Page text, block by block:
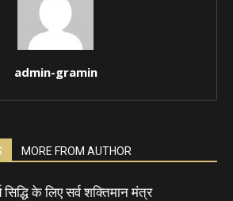
admin-gramin
MORE FROM AUTHOR
सिद्धि के लिए सर्व शक्तिमान मंत्र